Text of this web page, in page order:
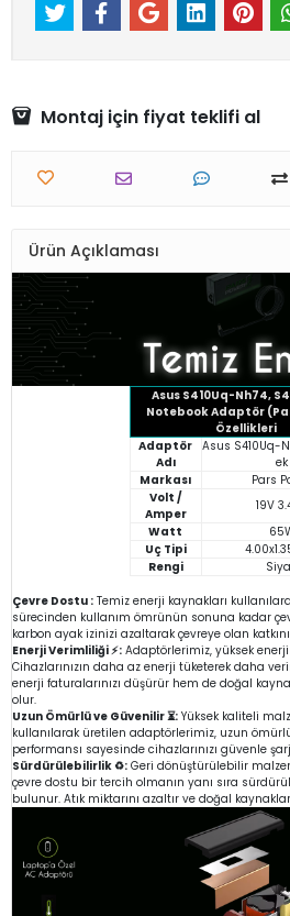
Montaj için fiyat teklifi al
Ürün Açıklaması
Asus S410Uq-Nh74,
Notebook Adaptör
Özellikleri
Adaptör
Adı
Asus S410Uq-
ek
Markası
Pars
Volt /
Amper
19V
Watt
Uç Tipi
Rengi
Çevre Dostu : Temiz enerji kaynakları
sürecinden kullanım ömrünün sonuna kadar
karbon ayak izinizi azaltarak çevreye olan
Enerji Verimliliği ⚡: Adaptörlerimiz, yüksek
Cihazlarınızın daha az enerji tüketerek daha
enerji faturalarınızı düşürür hem de doğal
olur.
Uzun Ömürlü ve Güvenilir ⏳: Yüksek kaliteli
kullanılarak üretilen adaptörlerimiz, uzun
performansı sayesinde cihazlarınızı güvenle
Sürdürülebilirlik ♻️: Geri dönüştürülebilir
çevre dostu bir tercih olmanın yanı sıra
bulunur. Atık miktarını azaltır ve doğal